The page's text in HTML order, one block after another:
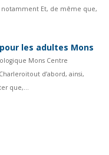
notamment Et, de même que,
les adultes Mons
Mons Centre
d’abord, ainsi,
que,...